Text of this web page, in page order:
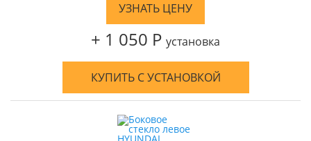
УЗНАТЬ ЦЕНУ
+ 1 050 Р установка
КУПИТЬ С УСТАНОВКОЙ